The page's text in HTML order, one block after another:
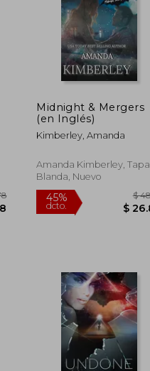
$ 33.78
$ 18.58
Midnight & Mergers
(en Inglés)
Kimberley, Amanda
Amanda Kimberley, Tapa
Blanda, Nuevo
45%
dcto.